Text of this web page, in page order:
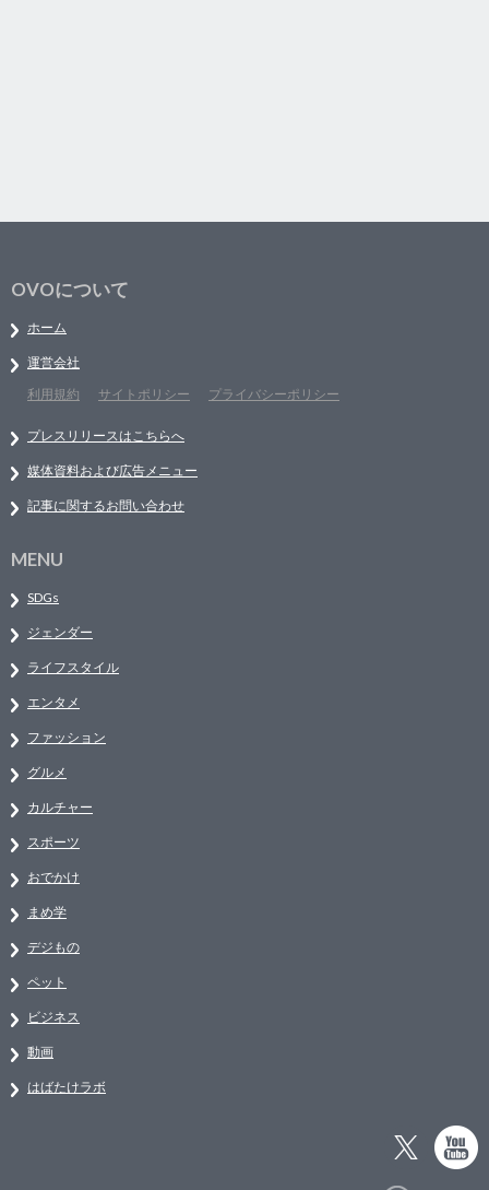
OVOについて
ホーム
運営会社
利用規約
サイトポリシー プライバシーポリシー
プレスリリースはこちらへ
媒体資料および広告メニュー
記事に関するお問い合わせ
MENU
SDGs
ジェンダー
ライフスタイル
エンタメ
ファッション
グルメ
カルチャー
スポーツ
おでかけ
まめ学
デジもの
ペット
ビジネス
動画
はばたけラボ